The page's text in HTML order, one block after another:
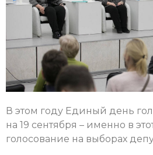
В этом году Единый день
на 19 сентября – именно в
голосование на выборах